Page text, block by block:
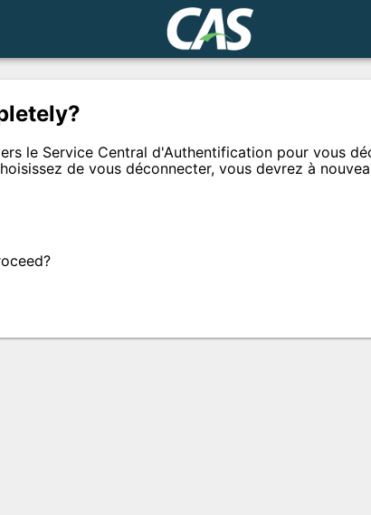
CAS
le Service Central d'Authentification pour vous
de vous déconnecter, vous devrez à